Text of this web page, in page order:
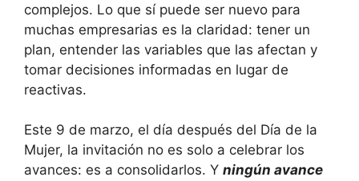
complejos. Lo que sí puede ser nuevo para
muchas empresarias es la claridad: tener un
plan, entender las variables que las afectan y
tomar decisiones informadas en lugar de
reactivas.
Este 9 de marzo, el día después del Día de la
Mujer, la invitación no es solo a celebrar los
avances: es a consolidarlos. Y ningún avance